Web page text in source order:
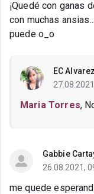
¡Quedé con ganas
con muchas
puede o_o
EC Alvarez
Maria Torres,
Gabbie
26.08.2021,
me quede